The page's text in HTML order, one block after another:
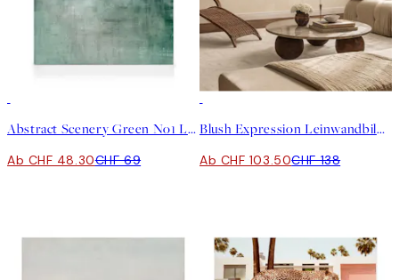
Abstract Scenery Green No1 Leinwand
Ab CHF 48.30CHF 69
Blush Expression Leinwandbilder Duo
Ab CHF 103.50CHF 138